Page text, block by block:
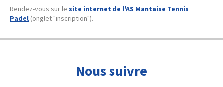
Rendez-vous sur le site internet de l'AS Mantaise Tennis
Padel (onglet "inscription").
Nous suivre